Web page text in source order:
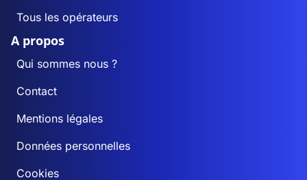
Tous les opérateurs
A propos
Qui sommes nous ?
Contact
Mentions légales
Données personnelles
Cookies